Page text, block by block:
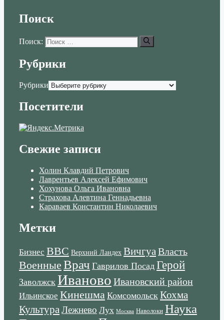
Поиск
Поиск:
Рубрики
Рубрики
Посетители
Свежие записи
Холин Клавдий Петрович
Лаврентьев Алексей Ефимович
Хохунова Ольга Ивановна
Страхова Алевтина Геннадьевна
Караваев Константин Николаевич
Метки
Бизнес ВВС Верхний Ландех ВичгуаВласть
Военные Врач Гаврилов Посад Герой
Заволжск Иваново Ивановский район
Ильинское Кинешма Комсомольск Кохма
Культура Лежнево Лух Москва Наволоки Наука